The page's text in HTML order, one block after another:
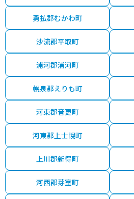
勇払郡むかわ町
沙流郡平取町
浦河郡浦河町
幌泉郡えりも町
河東郡音更町
河東郡上士幌町
上川郡新得町
河西郡芽室町